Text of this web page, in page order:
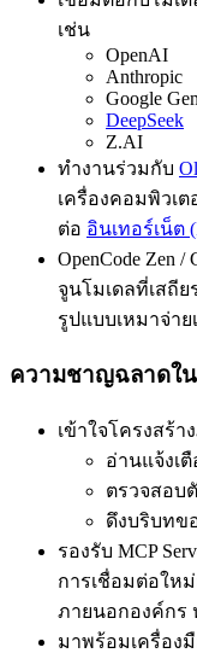
เช่น
OpenAI
Anthropic
Google
DeepSeek
Z.AI
ทำงานร่วมกับ
เครื่องคอมพิวเต
ต่อ อินเทอร์เน็ต
OpenCode Zen
จูนโมเดลที่เสถี
รูปแบบเหมาจ่า
ความชาญฉลาดใน
เข้าใจโครงสร้
อ่านแจ้งเ
ตรวจสอบ
ดึงบริบทข
รองรับ MCP
การเชื่อมต่อให
ภายนอกองค์กร
มาพร้อมเครื่อง